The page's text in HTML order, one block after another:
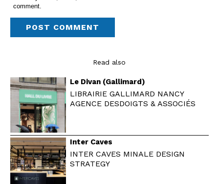
comment.
Read also
Le Divan (Gallimard)
LIBRAIRIE GALLIMARD NANCY
AGENCE DESDOIGTS & ASSOCIÉS
Inter Caves
INTER CAVES MINALE DESIGN
STRATEGY